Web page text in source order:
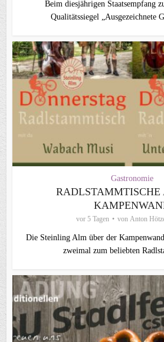
Beim diesjährigen Staatsempfang
Qualitätssiegel „Ausgezeichnete
Gastronomie
RADLSTAMMTISCHE
vor 5 Tagen von Anton
Die Steinling Alm über der
zweimal zum beliebten